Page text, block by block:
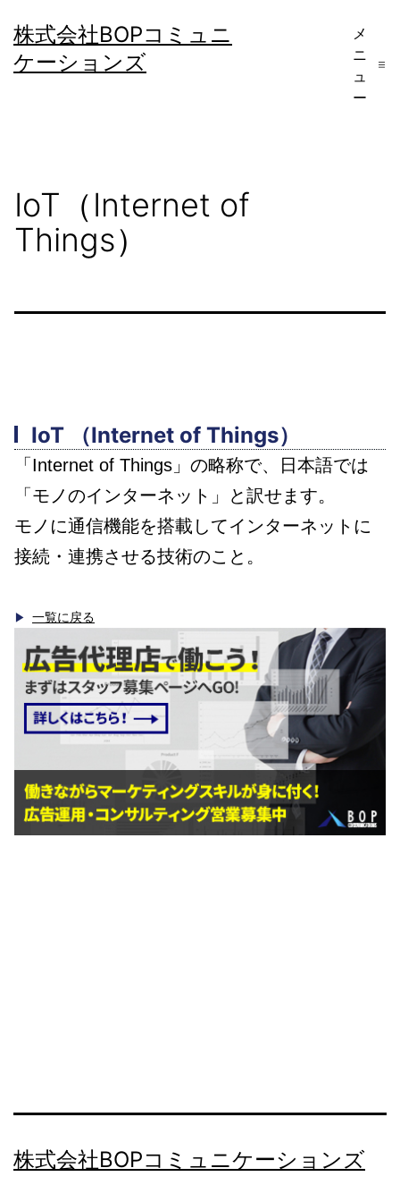
ン
テ
キ
株式会社BOPコミュニ
ケーションズ
メ
ニ
ュ
ー
IoT（Internet of
Things）
IoT （Internet of Things）
「Internet of Things」の略称で、日本語では
「モノのインターネット」と訳せます。
モノに通信機能を搭載してインターネットに
接続・連携させる技術のこと。
一覧に戻る
株式会社BOPコミュニケーションズ